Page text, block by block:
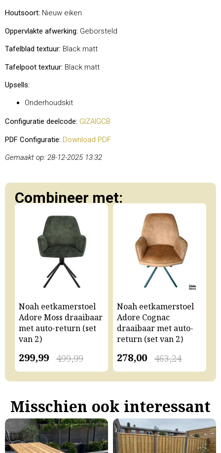
Houtsoort: Nieuw eiken
Oppervlakte afwerking: Geborsteld
Tafelblad textuur: Black matt
Tafelpoot textuur: Black matt
Upsells:
Onderhoudskit
Configuratie deelcode: GIZAIGCB
PDF Configuratie: Download PDF
Gemaakt op: 28-12-2025 13:32
Combineer met:
Noah eetkamerstoel
Adore Moss draaibaar
met auto-return (set
van 2)
499,99
299,99
Noah eetkamerstoel
Adore Cognac
draaibaar met auto-
return (set van 2)
463,24
278,00
Misschien ook interessant